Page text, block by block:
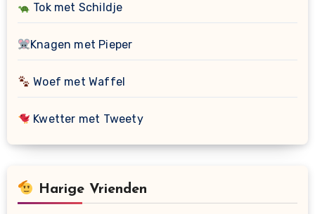
Tok met Schildje
Knagen met Pieper
Woef met Waffel
Kwetter met Tweety
Harige Vrienden